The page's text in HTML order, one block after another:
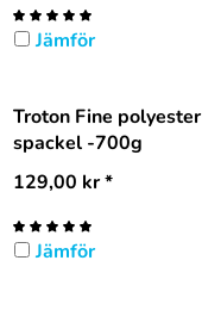
Jämför
Troton Fine polyester
spackel -700g
129,00 kr*
Jämför